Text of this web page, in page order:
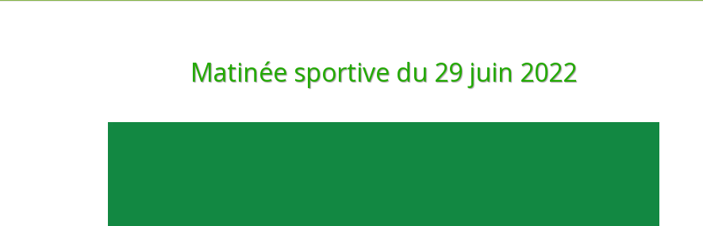
Matinée sportive du 29 juin 2022